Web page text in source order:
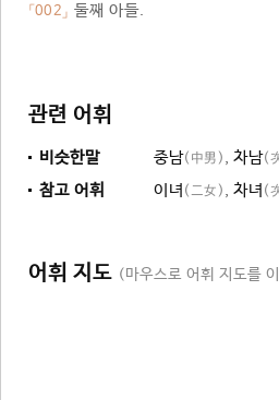
「002」 둘째 아들.
관련 어휘
비슷한말 중남(中男) , 차남(
참고 어휘 이녀 (二女) , 차녀 (
어휘 지도 (마우스로 어휘 지도를